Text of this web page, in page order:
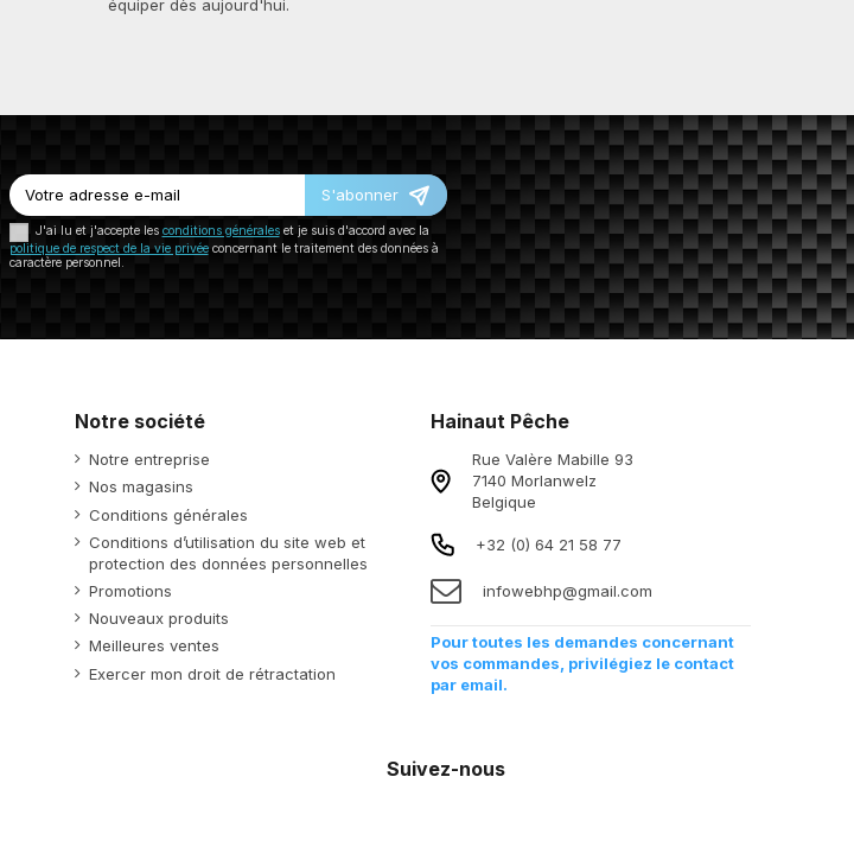
équiper dès aujourd'hui.
S'abonner
J'ai lu et j'accepte les conditions généraleset je suis d'accord avec la
politique de respect de la vie privéeconcernant le traitement des données à
caractère personnel.
Notre société
Notre entreprise
Nos magasins
Conditions générales
Conditions d’utilisation du site web et
protection des données personnelles
Promotions
Nouveaux produits
Meilleures ventes
Exercer mon droit de rétractation
Hainaut Pêche
Rue Valère Mabille 93
7140 Morlanwelz
Belgique
+32 (0) 64 21 58 77
infowebhp@gmail.com
Pour toutes les demandes concernant
vos commandes, privilégiez le contact
par email.
Suivez-nous